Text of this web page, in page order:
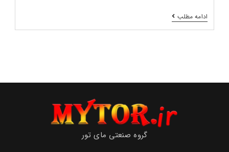
ادامه مطلبافزایش
کیفیت
نصب
و
مارامو
در
نمایشگاه
بین‌المللی
گروه صنعتی مای تور